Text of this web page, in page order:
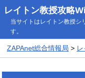
レイトン教授攻略
当サイトはレイトン教授シ
す。
ZAPAnet総合情報局 >